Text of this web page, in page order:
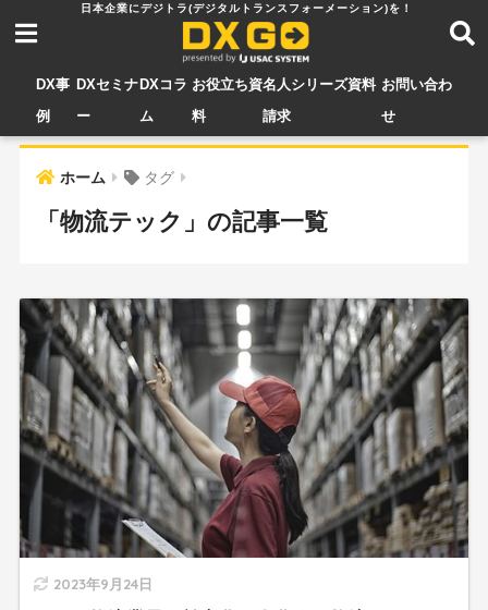
DX事
例
DXセミナ
ー
DXコラ
ム
お役立ち資
料
名人シリーズ資料
請求
お問い合わ
せ
ホーム タグ
「物流テック」の記事一覧
2023年9月24日